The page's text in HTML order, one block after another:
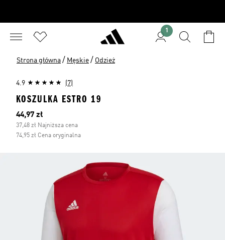
1
Strona główna / Męskie / Odzież
4.9 (7)
KOSZULKA ESTRO 19
Bieżąca cena
44,97 zł
37,48 zł Najniższa cena
74,95 zł Cena oryginalna